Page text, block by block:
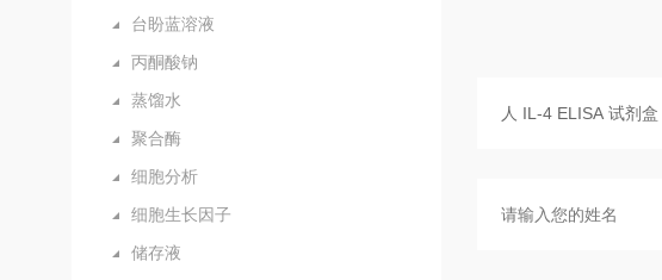
台盼蓝溶液
丙酮酸钠
蒸馏水
聚合酶
细胞分析
细胞生长因子
储存液